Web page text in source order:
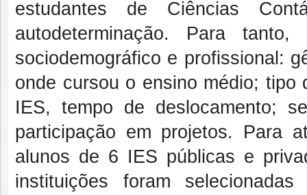
estudantes de Ciências
autodeterminação. Para
sociodemográfico e profissional:
onde cursou o ensino médio;
IES, tempo de deslocamento;
participação em projetos. Para
alunos de 6 IES públicas e
instituições foram